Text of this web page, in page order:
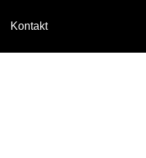
Kontakt